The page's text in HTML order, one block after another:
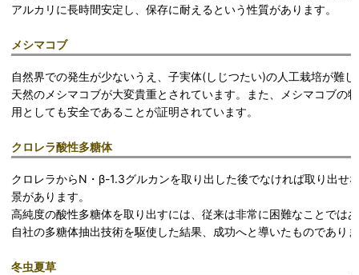
アルカリに長時間安定し、保存に耐えるという性質があります。
メシマコブ
自然界での発生が少ないうえ、子実体(しじつたい)の人工栽培が難
天然のメシマコブが大変貴重とされています。また、メシマコブの
用としても安全であることが証明されています。
クロレラ酸性多糖体
クロレラからN・β-1.3グルカンを取り出した後でなければ取り出せ
景があります。
高純度の酸性多糖体を取り出すには、従来は非常に困難なことでは
自社の多糖体抽出技術を駆使した結果、成功へと導いたものであり
冬虫夏草